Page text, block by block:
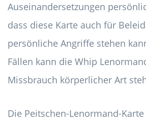
Auseinandersetzungen
dass diese Karte auch für
persönliche Angriffe stehen
Fällen kann die Whip
Missbrauch körperlicher Art
Die Peitschen-Lenormand-